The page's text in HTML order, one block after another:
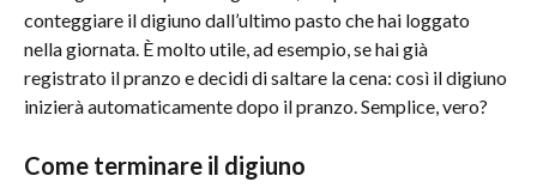
conteggiare il digiuno dall’ultimo pasto che hai loggato
nella giornata. È molto utile, ad esempio, se hai già
registrato il pranzo e decidi di saltare la cena: così il digiuno
inizierà automaticamente dopo il pranzo. Semplice, vero?
Come terminare il digiuno